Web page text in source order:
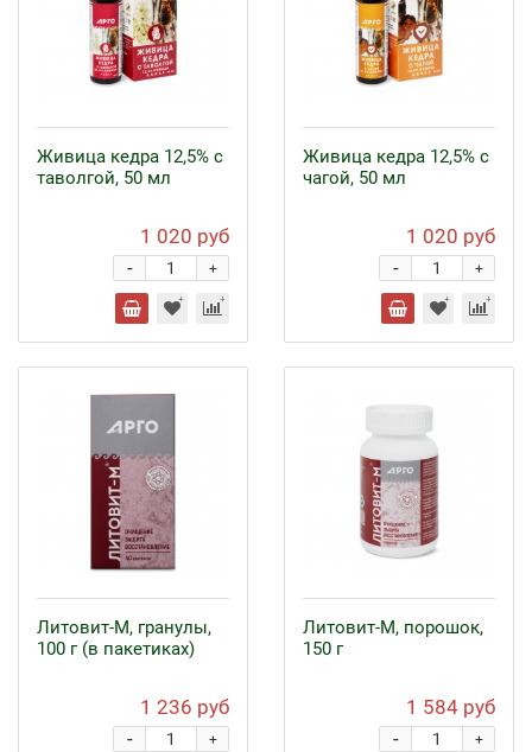
Живица кедра 12,5% с
таволгой, 50 мл
1 020 руб
+
-
Живица кедра 12,5% с
чагой, 50 мл
1 020 руб
+
-
Литовит-М, гранулы,
100 г (в пакетиках)
1 236 руб
+
-
Литовит-М, порошок,
150 г
1 584 руб
+
-